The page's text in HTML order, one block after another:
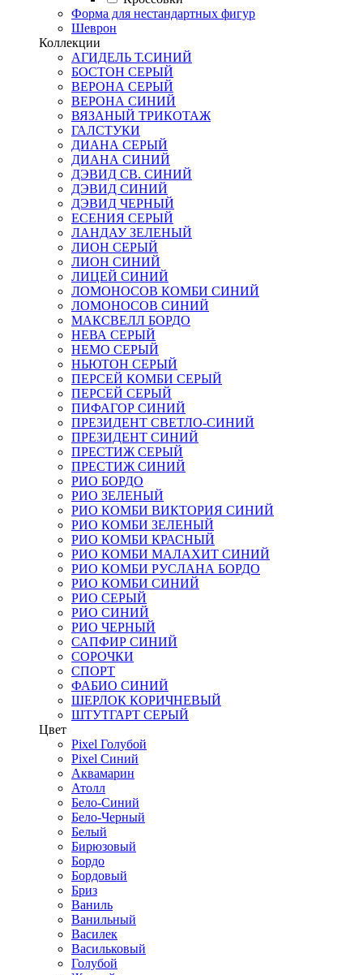
Форма для нестандартных фигур
Шеврон
Коллекции
АГИДЕЛЬ Т.СИНИЙ
БОСТОН СЕРЫЙ
ВЕРОНА СЕРЫЙ
ВЕРОНА СИНИЙ
ВЯЗАНЫЙ ТРИКОТАЖ
ГАЛСТУКИ
ДИАНА СЕРЫЙ
ДИАНА СИНИЙ
ДЭВИД СВ. СИНИЙ
ДЭВИД СИНИЙ
ДЭВИД ЧЕРНЫЙ
ЕСЕНИЯ СЕРЫЙ
ЛАНДАУ ЗЕЛЕНЫЙ
ЛИОН СЕРЫЙ
ЛИОН СИНИЙ
ЛИЦЕЙ СИНИЙ
ЛОМОНОСОВ КОМБИ СИНИЙ
ЛОМОНОСОВ СИНИЙ
МАКСВЕЛЛ БОРДО
НЕВА СЕРЫЙ
НЕМО СЕРЫЙ
НЬЮТОН СЕРЫЙ
ПЕРСЕЙ КОМБИ СЕРЫЙ
ПЕРСЕЙ СЕРЫЙ
ПИФАГОР СИНИЙ
ПРЕЗИДЕНТ СВЕТЛО-СИНИЙ
ПРЕЗИДЕНТ СИНИЙ
ПРЕСТИЖ СЕРЫЙ
ПРЕСТИЖ СИНИЙ
РИО БОРДО
РИО ЗЕЛЕНЫЙ
РИО КОМБИ ВИКТОРИЯ СИНИЙ
РИО КОМБИ ЗЕЛЕНЫЙ
РИО КОМБИ КРАСНЫЙ
РИО КОМБИ МАЛАХИТ СИНИЙ
РИО КОМБИ РУСЛАНА БОРДО
РИО КОМБИ СИНИЙ
РИО СЕРЫЙ
РИО СИНИЙ
РИО ЧЕРНЫЙ
САПФИР СИНИЙ
СОРОЧКИ
СПОРТ
ФАБИО СИНИЙ
ШЕРЛОК КОРИЧНЕВЫЙ
ШТУТГАРТ СЕРЫЙ
Цвет
Pixel Голубой
Pixel Синий
Аквамарин
Атолл
Бело-Синий
Бело-Черный
Белый
Бирюзовый
Бордо
Бордовый
Бриз
Ваниль
Ванильный
Василек
Васильковый
Голубой